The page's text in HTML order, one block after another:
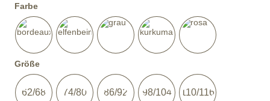
Farbe
Größe
62/68 74/80 86/92 98/104 110/116